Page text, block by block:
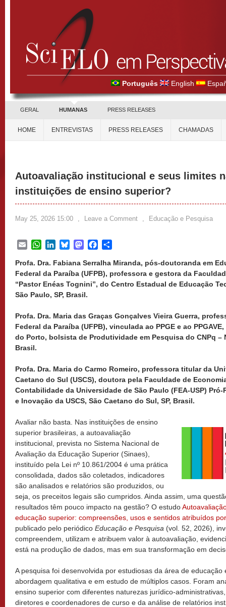
Português English
GERAL HUMANAS PRESS RELEASES
HOME ENTREVISTAS PRESS RELEASES CHAMADAS
Autoavaliação institucional e seus limites
instituições de ensino superior?
May 25, 2026 15:00 , Leave a Comment , Educação e Pesquisa
EmailWhatsApp
LinkedInBlueskyMastodonFacebook
Profa. Dra. Fabiana Serralha Miranda, pós-doutoranda em
Federal da Paraíba (UFPB), professora e gestora da
“Pastor Enéas Tognini”, do Centro Estadual de Educação
São Paulo, SP, Brasil.
Profa. Dra. Maria das Graças Gonçalves Vieira Guerra,
Federal da Paraíba (UFPB), vinculada ao PPGE e ao
do Porto, bolsista de Produtividade em Pesquisa do CNPq –
Brasil.
Profa. Dra. Maria do Carmo Romeiro, professora titular da
Caetano do Sul (USCS), doutora pela Faculdade de
Contabilidade da Universidade de São Paulo (FEA-USP)
e Inovação da USCS, São Caetano do Sul, SP, Brasil.
Avaliar não basta. Nas instituições de ensino
superior brasileiras, a autoavaliação
institucional, prevista no Sistema Nacional de
Avaliação da Educação Superior (Sinaes),
instituído pela Lei nº 10.861/2004 é uma prática
consolidada, dados são coletados, indicadores
são analisados e relatórios são produzidos, ou
seja, os preceitos legais são cumpridos. Ainda assim, uma
resultados têm pouco impacto na gestão? O estudo
educação superior: compreensões, usos e sentidos atribuídos
publicado pelo periódico Educação e Pesquisa (vol. 52, 2026),
compreendem, utilizam e atribuem valor à autoavaliação,
está na produção de dados, mas em sua transformação em
A pesquisa foi desenvolvida por estudiosas da área de
abordagem qualitativa e em estudo de múltiplos casos. Foram
ensino superior com diferentes naturezas jurídico-
diretores e coordenadores de curso e da análise de relatórios